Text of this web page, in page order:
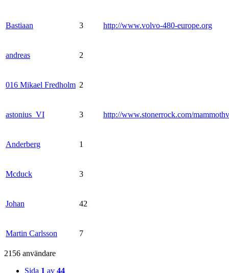
Bastiaan 3 http://www.volvo-480-europe.org
andreas 2
016 Mikael Fredholm 2
astonius_VI 3 http://www.stonerrock.com/
Anderberg 1
Mcduck 3
Johan 42
Martin Carlsson 7
2156 användare
Sida 1 av 44